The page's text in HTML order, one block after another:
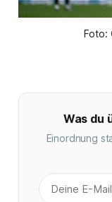
Foto:
Was du
Einordnung